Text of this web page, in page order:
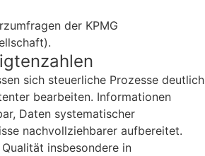
der KPMG
sich steuerliche Prozesse deutlich
bearbeiten. Informationen
Daten systematischer
nachvollziehbarer aufbereitet.
insbesondere in